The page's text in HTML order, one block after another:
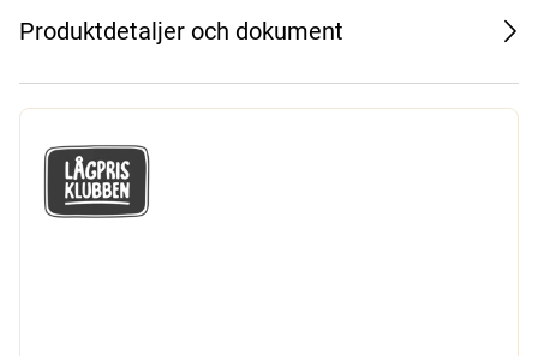
Produktdetaljer och dokument